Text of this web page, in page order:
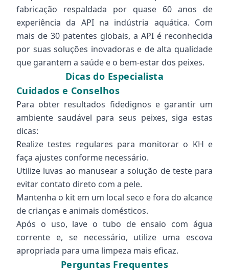
fabricação respaldada por quase 60 anos de
experiência da API na indústria aquática. Com
mais de 30 patentes globais, a API é reconhecida
por suas soluções inovadoras e de alta qualidade
que garantem a saúde e o bem-estar dos peixes.
Dicas do Especialista
Cuidados e Conselhos
Para obter resultados fidedignos e garantir um
ambiente saudável para seus peixes, siga estas
dicas:
Realize testes regulares para monitorar o KH e
faça ajustes conforme necessário.
Utilize luvas ao manusear a solução de teste para
evitar contato direto com a pele.
Mantenha o kit em um local seco e fora do alcance
de crianças e animais domésticos.
Após o uso, lave o tubo de ensaio com água
corrente e, se necessário, utilize uma escova
apropriada para uma limpeza mais eficaz.
Perguntas Frequentes